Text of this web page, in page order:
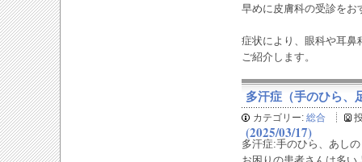
早めに皮膚科の受診をお
症状により、眼科や耳鼻
ご紹介します。
多汗症（手のひら、
(2025/03/17)
カテゴリー: 総合
多汗症:手のひら、あし